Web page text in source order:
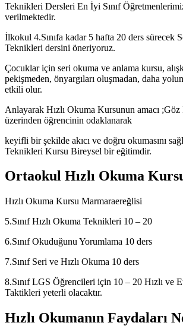
Teknikleri Dersleri En İyi Sınıf
verilmektedir.
İlkokul 4.Sınıfa kadar 5 hafta 20 ders sürecek
Teknikleri dersini öneriyoruz.
Çocuklar için seri okuma ve anlama kursu,
pekişmeden, önyargıları oluşmadan, daha
etkili olur.
Anlayarak Hızlı Okuma Kursunun amacı
üzerinden öğrencinin odaklanarak
keyifli bir şekilde akıcı ve doğru okumasını
Teknikleri Kursu Bireysel bir eğitimdir.
Ortaokul Hızlı Okuma
Hızlı Okuma Kursu Marmaraereğlisi
5.Sınıf Hızlı Okuma Teknikleri 10 – 20
6.Sınıf Okuduğunu Yorumlama 10 ders
7.Sınıf Seri ve Hızlı Okuma 10 ders
8.Sınıf LGS Öğrencileri için 10 – 20 Hızlı ve
Taktikleri yeterli olacaktır.
Hızlı Okumanın Faydaları